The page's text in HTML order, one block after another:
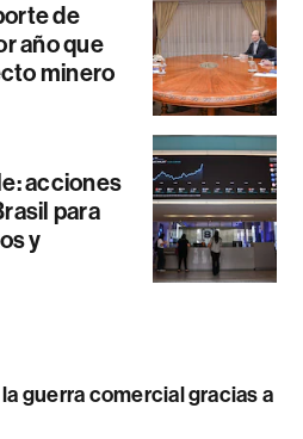
de
año que
minero
acciones
para
y
guerra comercial gracias a